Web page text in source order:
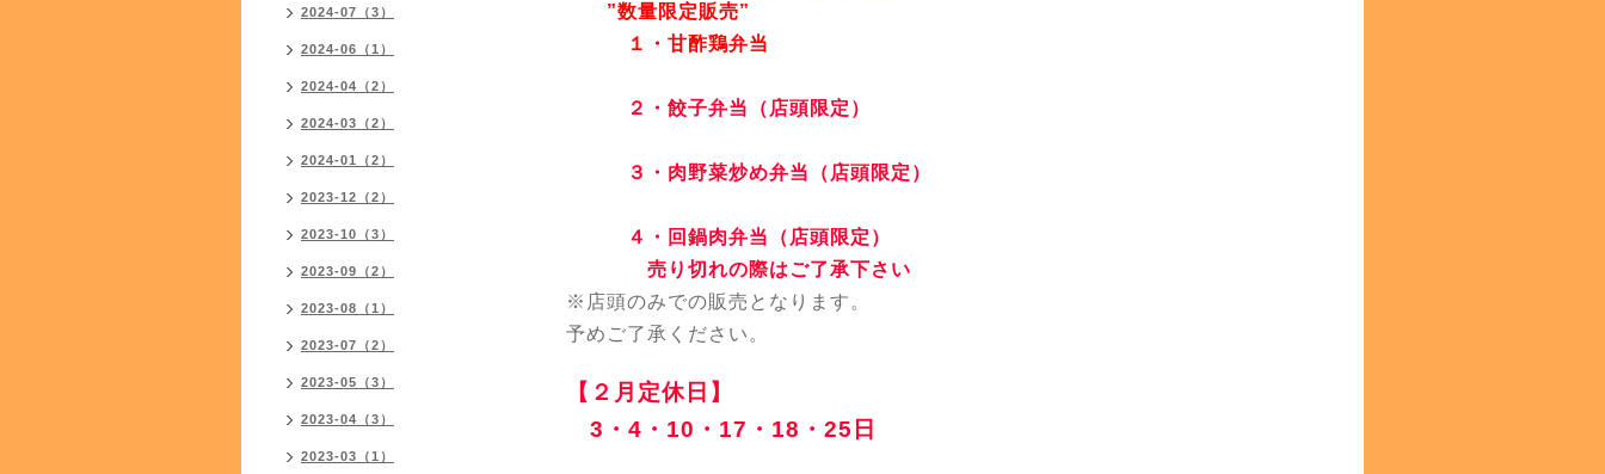
”数量限定販売”
１・甘酢鶏弁当
２・餃子弁当（店頭限定）
３・肉野菜炒め弁当（店頭限定）
４・回鍋肉弁当（店頭限定）
売り切れの際はご了承下さい
※店頭のみでの販売となります。
予めご了承ください。
【２月定休日】
3・4・10・17・18・25日
2024-07（3）
2024-06（1）
2024-04（2）
2024-03（2）
2024-01（2）
2023-12（2）
2023-10（3）
2023-09（2）
2023-08（1）
2023-07（2）
2023-05（3）
2023-04（3）
2023-03（1）